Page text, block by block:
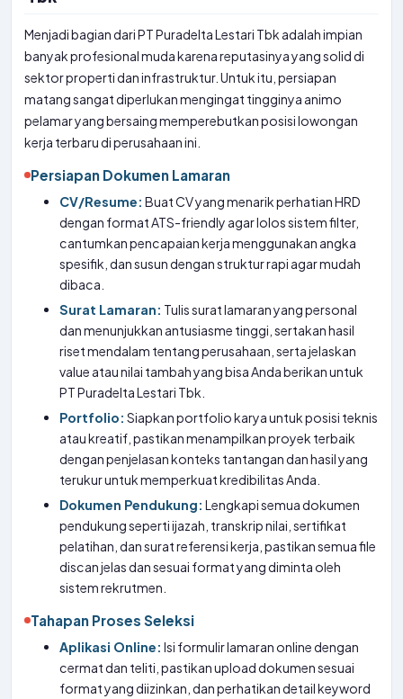
Menjadi bagian dari PT Puradelta Lestari Tbk adalah impian
banyak profesional muda karena reputasinya yang solid di
sektor properti dan infrastruktur. Untuk itu, persiapan
matang sangat diperlukan mengingat tingginya animo
pelamar yang bersaing memperebutkan posisi lowongan
kerja terbaru di perusahaan ini.
Persiapan Dokumen Lamaran
CV/Resume: Buat CV yang menarik perhatian HRD
dengan format ATS-friendly agar lolos sistem filter,
cantumkan pencapaian kerja menggunakan angka
spesifik, dan susun dengan struktur rapi agar mudah
dibaca.
Surat Lamaran: Tulis surat lamaran yang personal
dan menunjukkan antusiasme tinggi, sertakan hasil
riset mendalam tentang perusahaan, serta jelaskan
value atau nilai tambah yang bisa Anda berikan untuk
PT Puradelta Lestari Tbk.
Portfolio: Siapkan portfolio karya untuk posisi teknis
atau kreatif, pastikan menampilkan proyek terbaik
dengan penjelasan konteks tantangan dan hasil yang
terukur untuk memperkuat kredibilitas Anda.
Dokumen Pendukung: Lengkapi semua dokumen
pendukung seperti ijazah, transkrip nilai, sertifikat
pelatihan, dan surat referensi kerja, pastikan semua file
discan jelas dan sesuai format yang diminta oleh
sistem rekrutmen.
Tahapan Proses Seleksi
Aplikasi Online: Isi formulir lamaran online dengan
cermat dan teliti, pastikan upload dokumen sesuai
format yang diizinkan, dan perhatikan detail keyword